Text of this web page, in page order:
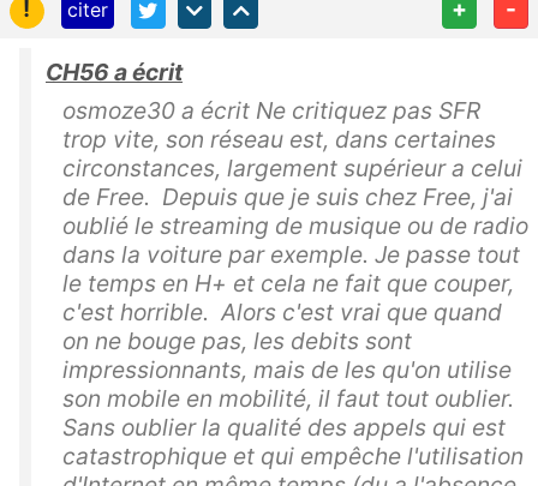
! citer + -
CH56 a écrit
osmoze30 a écrit Ne critiquez pas SFR
trop vite, son réseau est, dans certaines
circonstances, largement supérieur a celui
de Free. Depuis que je suis chez Free, j'ai
oublié le streaming de musique ou de radio
dans la voiture par exemple. Je passe tout
le temps en H+ et cela ne fait que couper,
c'est horrible. Alors c'est vrai que quand
on ne bouge pas, les debits sont
impressionnants, mais de les qu'on utilise
son mobile en mobilité, il faut tout oublier.
Sans oublier la qualité des appels qui est
catastrophique et qui empêche l'utilisation